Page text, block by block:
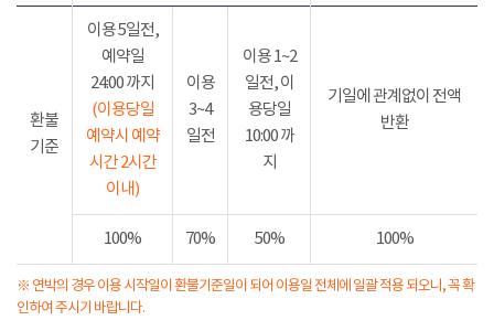
환불
기준
이용 5일전,
예약일
24:00 까지
(이용당일
예약시 예약
시간 2시간
이내)
이용
3~4
일전
이용 1~2
일전, 이
용당일
10:00 까
지
기일에 관계없이 전액
반환
100% 70% 50% 100%
※ 연박의 경우 이용 시작일이 환불기준일이 되어 이용일 전체에 일괄 적용 되오니, 꼭 확
인하여 주시기 바랍니다.